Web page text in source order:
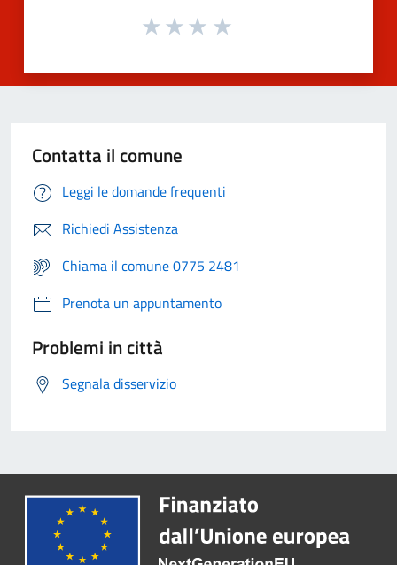
Contatta il comune
Leggi le domande frequenti
Richiedi Assistenza
Chiama il comune 0775 2481
Prenota un appuntamento
Problemi in città
Segnala disservizio